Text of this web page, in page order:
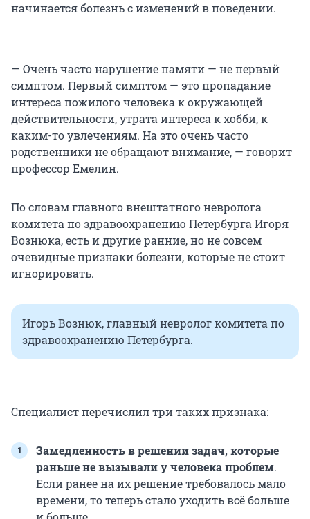
начинается болезнь с изменений в поведении.
— Очень часто нарушение памяти — не первый
симптом. Первый симптом — это пропадание
интереса пожилого человека к окружающей
действительности, утрата интереса к хобби, к
каким-то увлечениям. На это очень часто
родственники не обращают внимание, — говорит
профессор Емелин.
По словам главного внештатного невролога
комитета по здравоохранению Петербурга Игоря
Вознюка, есть и другие ранние, но не совсем
очевидные признаки болезни, которые не стоит
игнорировать.
Игорь Вознюк, главный невролог комитета по
здравоохранению Петербурга.
Специалист перечислил три таких признака:
Замедленность в решении задач, которые
раньше не вызывали у человека проблем.
Если ранее на их решение требовалось мало
времени, то теперь стало уходить всё больше